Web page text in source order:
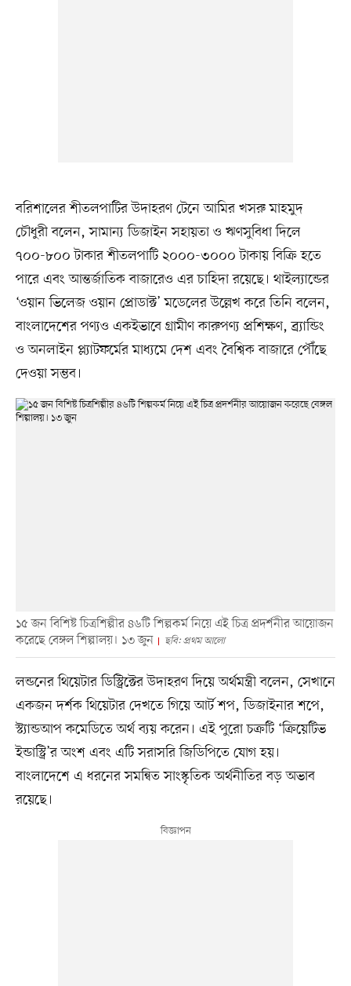
বরিশালের শীতলপাটির উদাহরণ টেনে আমির খসরু মাহমুদ
চৌধুরী বলেন, সামান্য ডিজাইন সহায়তা ও ঋণসুবিধা দিলে
৭০০-৮০০ টাকার শীতলপাটি ২০০০-৩০০০ টাকায় বিক্রি হতে
পারে এবং আন্তর্জাতিক বাজারেও এর চাহিদা রয়েছে। থাইল্যান্ডের
‘ওয়ান ভিলেজ ওয়ান প্রোডাক্ট’ মডেলের উল্লেখ করে তিনি বলেন,
বাংলাদেশের পণ্যও একইভাবে গ্রামীণ কারুপণ্য প্রশিক্ষণ, ব্র্যান্ডিং
ও অনলাইন প্ল্যাটফর্মের মাধ্যমে দেশ এবং বৈশ্বিক বাজারে পৌঁছে
দেওয়া সম্ভব।
১৫ জন বিশিষ্ট চিত্রশিল্পীর ৪৬টি শিল্পকর্ম নিয়ে এই চিত্র প্রদর্শনীর আয়োজন
করেছে বেঙ্গল শিল্পালয়। ১৩ জুন
ছবি: প্রথম আলো
লন্ডনের থিয়েটার ডিস্ট্রিক্টের উদাহরণ দিয়ে অর্থমন্ত্রী বলেন, সেখানে
একজন দর্শক থিয়েটার দেখতে গিয়ে আর্ট শপ, ডিজাইনার শপে,
স্ট্যান্ডআপ কমেডিতে অর্থ ব্যয় করেন। এই পুরো চক্রটি ‘ক্রিয়েটিভ
ইন্ডাস্ট্রি’র অংশ এবং এটি সরাসরি জিডিপিতে যোগ হয়।
বাংলাদেশে এ ধরনের সমন্বিত সাংস্কৃতিক অর্থনীতির বড় অভাব
রয়েছে।